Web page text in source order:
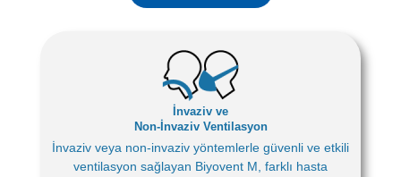
İnvaziv ve
Non‑İnvaziv Ventilasyon
İnvaziv veya non‑invaziv yöntemlerle güvenli ve etkili
ventilasyon sağlayan Biyovent M, farklı hasta